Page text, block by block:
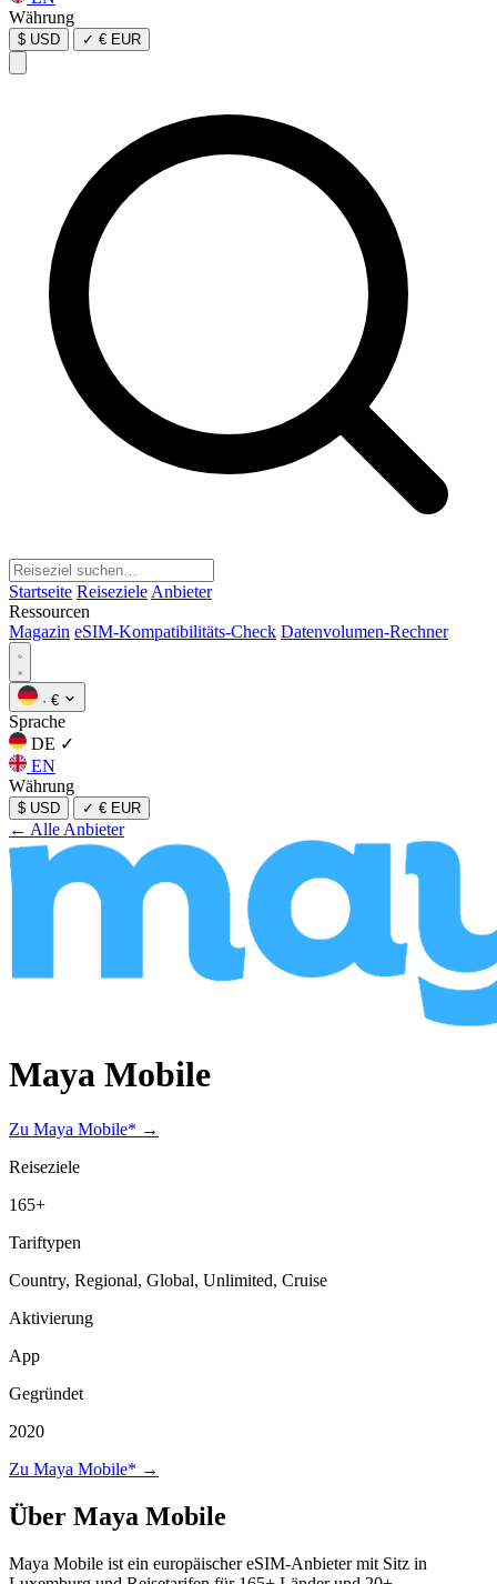
Währung
$ USD ✓ € EUR
Startseite Reiseziele Anbieter
Ressourcen
Magazin eSIM-Kompatibilitäts-Check Datenvolumen-Rechner
· €
Sprache
DE ✓
EN
Währung
$ USD ✓ € EUR
← Alle Anbieter
Maya Mobile
Zu Maya Mobile* →
Reiseziele
165+
Tariftypen
Country, Regional, Global, Unlimited, Cruise
Aktivierung
App
Gegründet
2020
Zu Maya Mobile* →
Über Maya Mobile
Maya Mobile ist ein europäischer eSIM-Anbieter mit Sitz in